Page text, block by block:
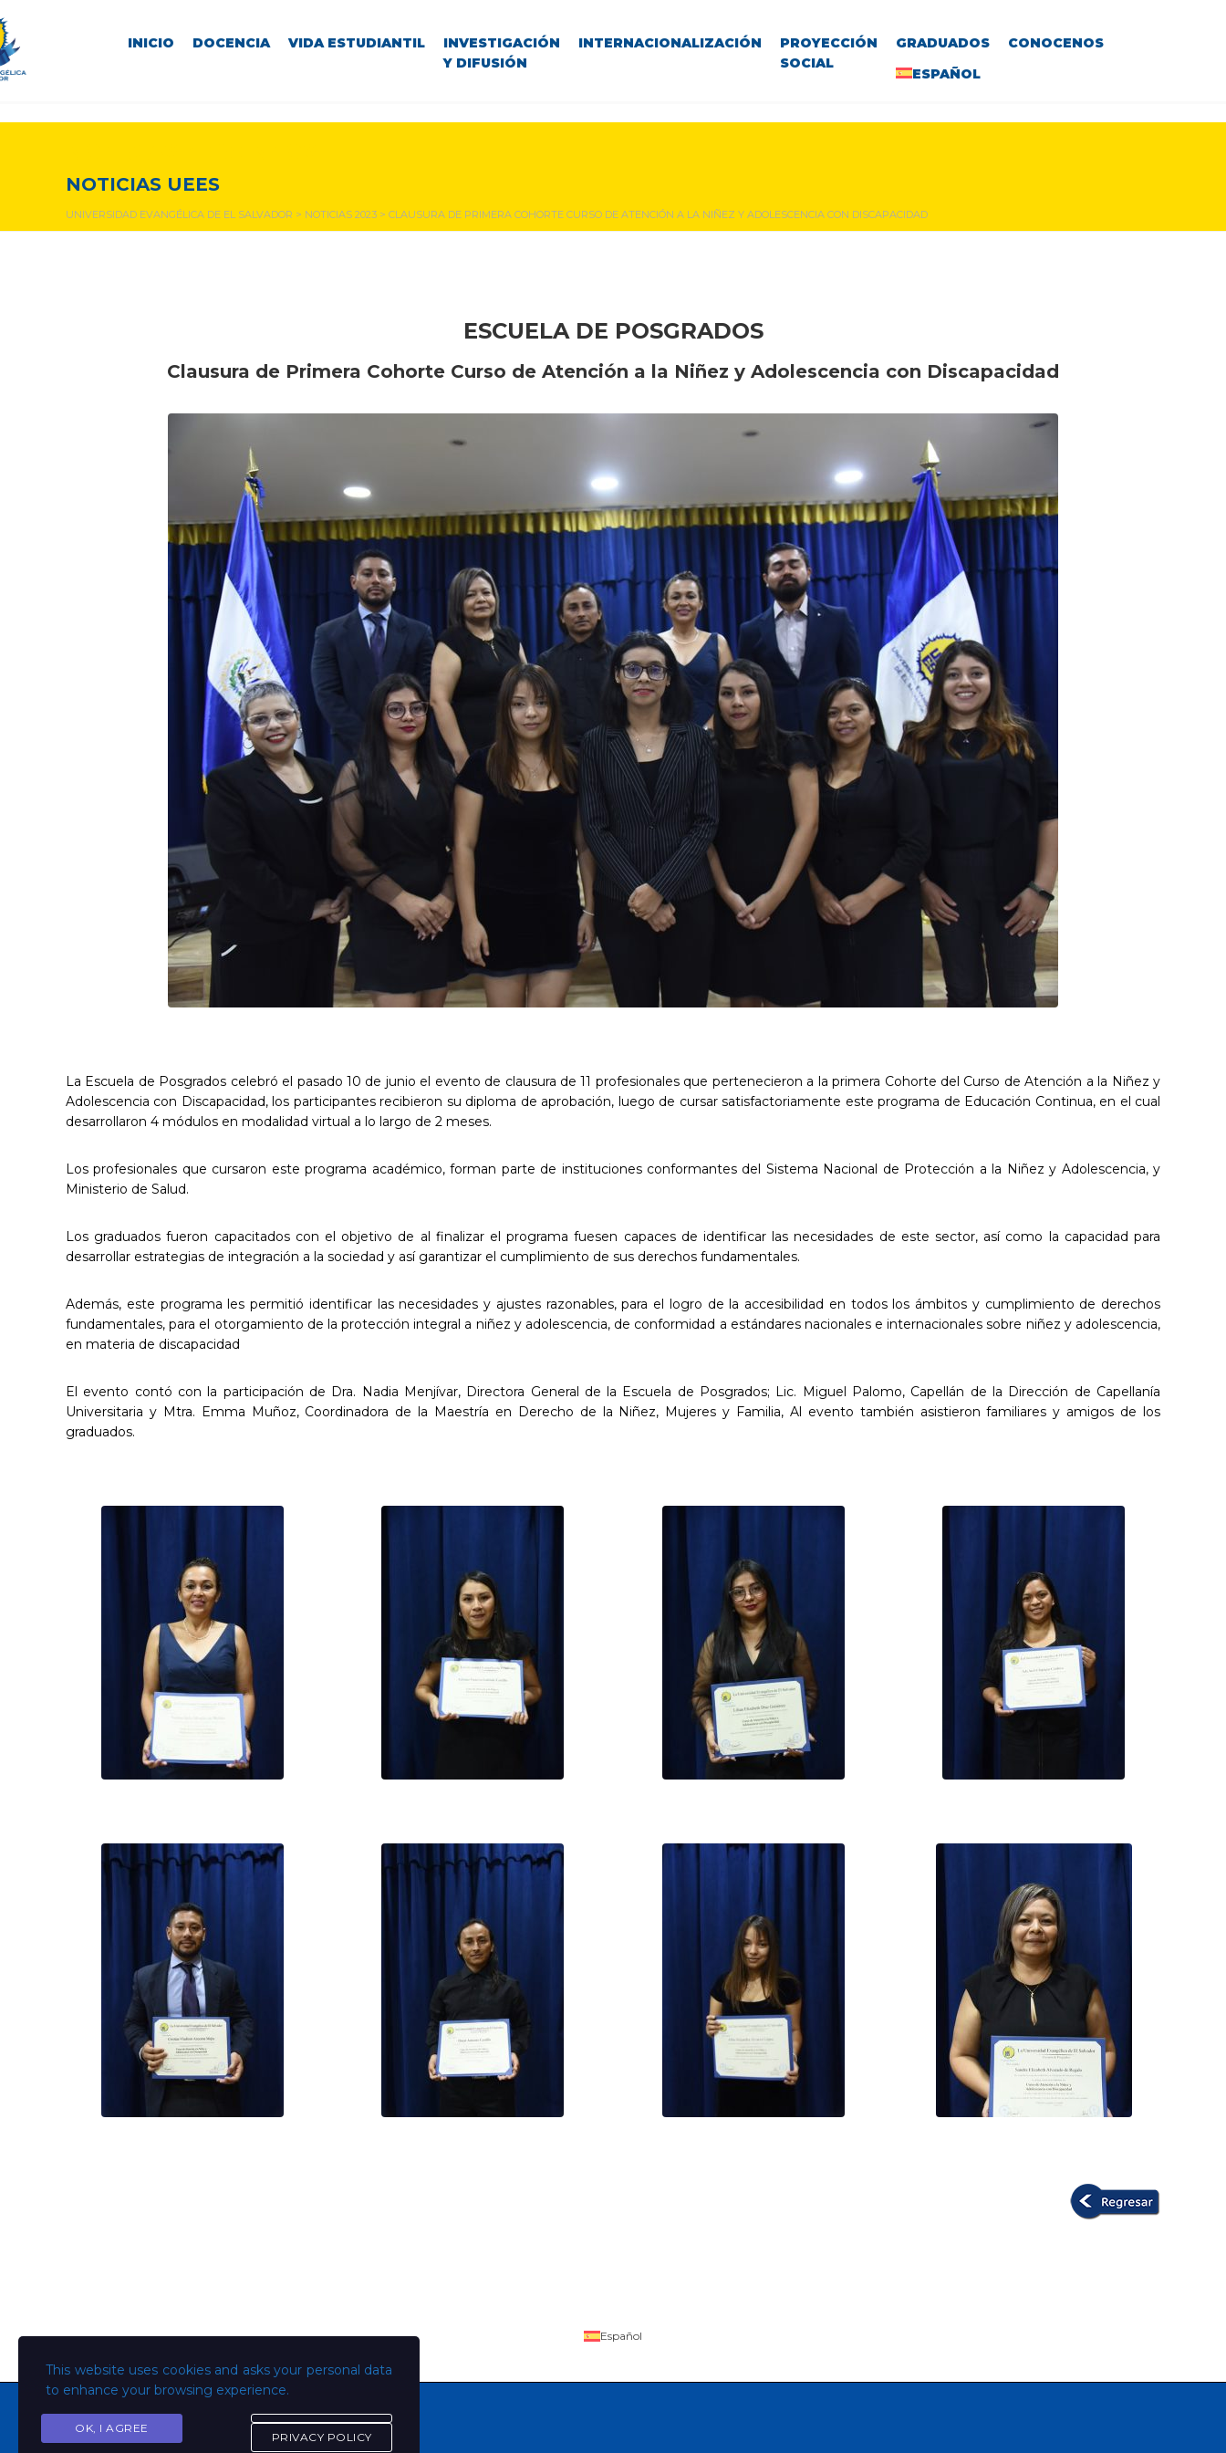
INICIO DOCENCIA VIDA ESTUDIANTIL
INVESTIGACIÓN
Y DIFUSIÓN
INTERNACIONALIZACIÓN
PROYECCIÓN
SOCIAL
GRADUADOS
CONOCENOS
ESPAÑOL
NOTICIAS UEES
UNIVERSIDAD EVANGÉLICA DE EL SALVADOR > NOTICIAS 2023 > CLAUSURA DE PRIMERA COHORTE CURSO DE ATENCIÓN A LA NIÑEZ Y ADOLESCENCIA CON DISCAPACIDAD
ESCUELA DE POSGRADOS
Clausura de Primera Cohorte Curso de Atención a la Niñez y Adolescencia con Discapacidad
La Escuela de Posgrados celebró el pasado 10 de junio el evento de clausura de 11 profesionales que pertenecieron a la primera Cohorte del Curso de Atención a la Niñez y
Adolescencia con Discapacidad, los participantes recibieron su diploma de aprobación, luego de cursar satisfactoriamente este programa de Educación Continua, en el cual
desarrollaron 4 módulos en modalidad virtual a lo largo de 2 meses.
Los profesionales que cursaron este programa académico, forman parte de instituciones conformantes del Sistema Nacional de Protección a la Niñez y Adolescencia, y
Ministerio de Salud.
Los graduados fueron capacitados con el objetivo de al finalizar el programa fuesen capaces de identificar las necesidades de este sector, así como la capacidad para
desarrollar estrategias de integración a la sociedad y así garantizar el cumplimiento de sus derechos fundamentales.
Además, este programa les permitió identificar las necesidades y ajustes razonables, para el logro de la accesibilidad en todos los ámbitos y cumplimiento de derechos
fundamentales, para el otorgamiento de la protección integral a niñez y adolescencia, de conformidad a estándares nacionales e internacionales sobre niñez y adolescencia,
en materia de discapacidad
El evento contó con la participación de Dra. Nadia Menjívar, Directora General de la Escuela de Posgrados; Lic. Miguel Palomo, Capellán de la Dirección de Capellanía
Universitaria y Mtra. Emma Muñoz, Coordinadora de la Maestría en Derecho de la Niñez, Mujeres y Familia, Al evento también asistieron familiares y amigos de los
graduados.
This website uses cookies and asks your personal data
to enhance your browsing experience.
OK, I AGREE
PRIVACY POLICY
Español